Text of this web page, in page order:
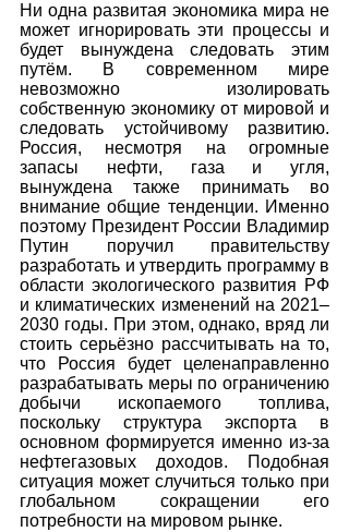
Ни одна развитая экономика мира не
может игнорировать эти процессы и
будет вынуждена следовать этим
путём. В современном мире
невозможно изолировать
собственную экономику от мировой и
следовать устойчивому развитию.
Россия, несмотря на огромные
запасы нефти, газа и угля,
вынуждена также принимать во
внимание общие тенденции. Именно
поэтому Президент России Владимир
Путин поручил правительству
разработать и утвердить программу в
области экологического развития РФ
и климатических изменений на 2021–
2030 годы. При этом, однако, вряд ли
стоить серьёзно рассчитывать на то,
что Россия будет целенаправленно
разрабатывать меры по ограничению
добычи ископаемого топлива,
поскольку структура экспорта в
основном формируется именно из-за
нефтегазовых доходов. Подобная
ситуация может случиться только при
глобальном сокращении его
потребности на мировом рынке.